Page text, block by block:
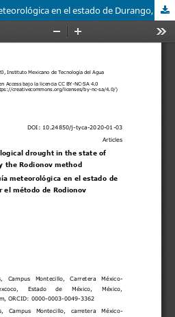
Tendencia de la sequía meteorológica en el estado de Durango, México, por el método de Rodionov / Trend of meteorological drought in the state of Durango, Mexico, by the Rodionov method